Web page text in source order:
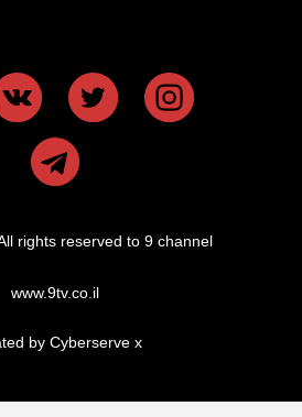
rights reserved to 9 channel
www.9tv.co.il
by Cyberserve x